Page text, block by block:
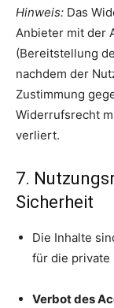
Hinweis: Das
Anbieter mit der
(Bereitstellung
nachdem der
Zustimmung
Widerrufsrecht
verliert.
7.
Sicherheit
Die Inhalte
für die private
Verbot des